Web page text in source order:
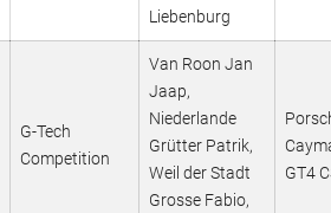
Liebenburg
G-Tech
Competition
Van Roon Jan
Jaap,
Niederlande
Grütter Patrik,
Weil der Stadt
Grosse Fabio,
GT4